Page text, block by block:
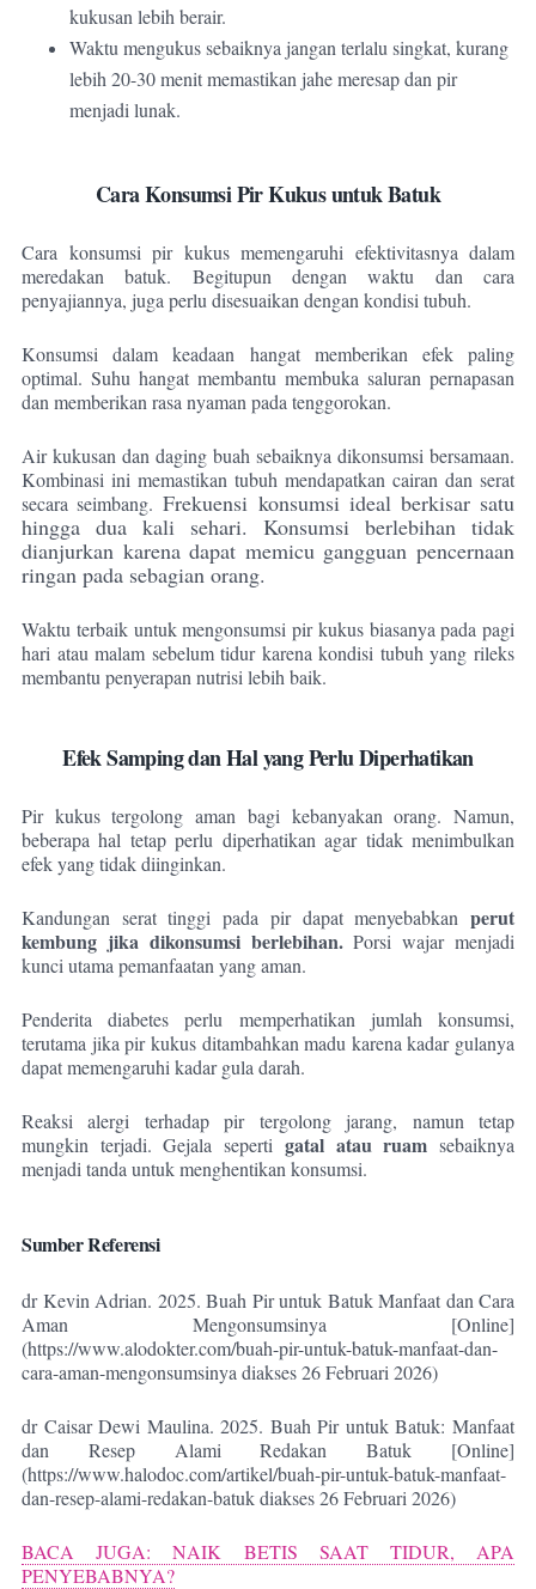
kukusan lebih berair.
Waktu mengukus sebaiknya jangan terlalu singkat, kurang
lebih 20-30 menit memastikan jahe meresap dan pir
menjadi lunak.
Cara Konsumsi Pir Kukus untuk Batuk
Cara konsumsi pir kukus memengaruhi efektivitasnya dalam
meredakan batuk. Begitupun dengan waktu dan cara
penyajiannya, juga perlu disesuaikan dengan kondisi tubuh.
Konsumsi dalam keadaan hangat memberikan efek paling
optimal. Suhu hangat membantu membuka saluran pernapasan
dan memberikan rasa nyaman pada tenggorokan.
Air kukusan dan daging buah sebaiknya dikonsumsi bersamaan.
Kombinasi ini memastikan tubuh mendapatkan cairan dan serat
secara seimbang.Frekuensi konsumsi ideal berkisar satu
hingga dua kali sehari. Konsumsi berlebihan tidak
dianjurkan karena dapat memicu gangguan pencernaan
ringan pada sebagian orang.
Waktu terbaik untuk mengonsumsi pir kukus biasanya pada pagi
hari atau malam sebelum tidur karena kondisi tubuh yang rileks
membantu penyerapan nutrisi lebih baik.
Efek Samping dan Hal yang Perlu Diperhatikan
Pir kukus tergolong aman bagi kebanyakan orang. Namun,
beberapa hal tetap perlu diperhatikan agar tidak menimbulkan
efek yang tidak diinginkan.
Kandungan serat tinggi pada pir dapat menyebabkan perut
kembung jika dikonsumsi berlebihan.Porsi wajar menjadi
kunci utama pemanfaatan yang aman.
Penderita diabetes perlu memperhatikan jumlah konsumsi,
terutama jika pir kukus ditambahkan madu karena kadar gulanya
dapat memengaruhi kadar gula darah.
Reaksi alergi terhadap pir tergolong jarang, namun tetap
mungkin terjadi. Gejala seperti gatal atau ruam sebaiknya
menjadi tanda untuk menghentikan konsumsi.
Sumber Referensi
dr Kevin Adrian. 2025. Buah Pir untuk Batuk Manfaat dan Cara
Aman Mengonsumsinya [Online]
(https://www.alodokter.com/buah-pir-untuk-batuk-manfaat-dan-
cara-aman-mengonsumsinya diakses 26 Februari 2026)
dr Caisar Dewi Maulina. 2025. Buah Pir untuk Batuk: Manfaat
dan Resep Alami Redakan Batuk [Online]
(https://www.halodoc.com/artikel/buah-pir-untuk-batuk-manfaat-
dan-resep-alami-redakan-batuk diakses 26 Februari 2026)
BACA JUGA: NAIK BETIS SAAT TIDUR, APA
PENYEBABNYA?